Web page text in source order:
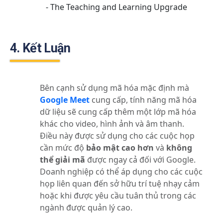
- The Teaching and Learning Upgrade
4. Kết Luận
Bên cạnh sử dụng mã hóa mặc định mà
Google Meet cung cấp, tính năng mã hóa
dữ liệu sẽ cung cấp thêm một lớp mã hóa
khác cho video, hình ảnh và âm thanh.
Điều này được sử dụng cho các cuộc họp
cần mức độ bảo mật cao hơn và không
thể giải mã được ngay cả đối với Google.
Doanh nghiệp có thể áp dụng cho các cuộc
họp liên quan đến sở hữu trí tuệ nhạy cảm
hoặc khi được yêu cầu tuân thủ trong các
ngành được quản lý cao.